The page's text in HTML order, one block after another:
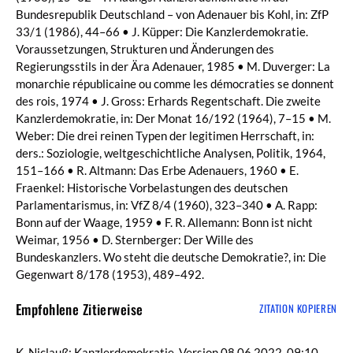
Bundesrepublik Deutschland – von Adenauer bis Kohl, in: ZfP
33/1 (1986), 44–66 • J. Küpper: Die Kanzlerdemokratie.
Voraussetzungen, Strukturen und Änderungen des
Regierungsstils in der Ära Adenauer, 1985 • M. Duverger: La
monarchie républicaine ou comme les démocraties se donnent
des rois, 1974 • J. Gross: Erhards Regentschaft. Die zweite
Kanzlerdemokratie, in: Der Monat 16/192 (1964), 7–15 • M.
Weber: Die drei reinen Typen der legitimen Herrschaft, in:
ders.: Soziologie, weltgeschichtliche Analysen, Politik, 1964,
151–166 • R. Altmann: Das Erbe Adenauers, 1960 • E.
Fraenkel: Historische Vorbelastungen des deutschen
Parlamentarismus, in: VfZ 8/4 (1960), 323–340 • A. Rapp:
Bonn auf der Waage, 1959 • F. R. Allemann: Bonn ist nicht
Weimar, 1956 • D. Sternberger: Der Wille des
Bundeskanzlers. Wo steht die deutsche Demokratie?, in: Die
Gegenwart 8/178 (1953), 489–492.
Empfohlene Zitierweise ZITATION KOPIEREN